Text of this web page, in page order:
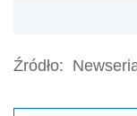
Źródło: